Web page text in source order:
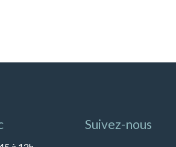
Suivez-nous